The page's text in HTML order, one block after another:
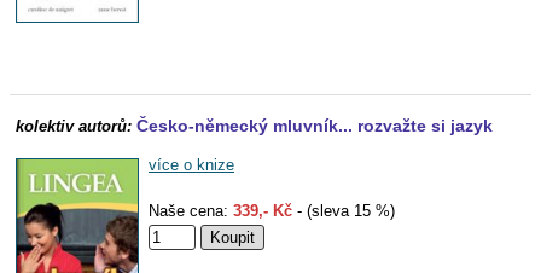
kolektiv autorů: Česko-německý mluvník... rozvažte si jazyk
více o knize
Naše cena: 339,- Kč - (sleva 15 %)